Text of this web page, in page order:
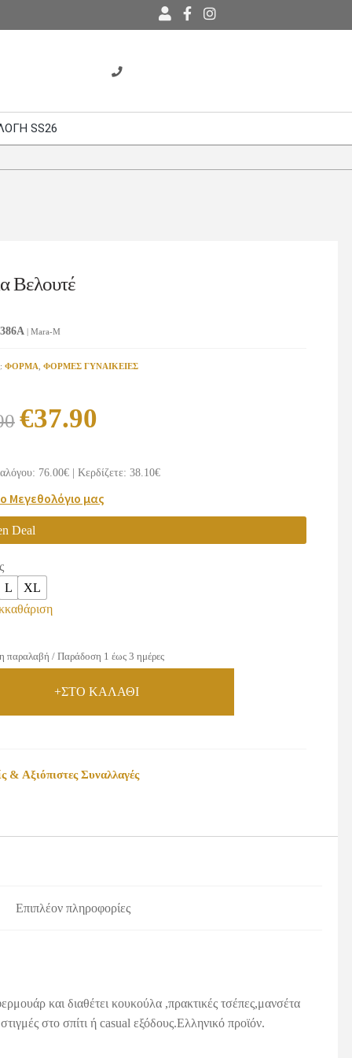
SS26
Βελουτέ
| Mara-M
ΦΟΡΜΑ ΦΟΡΜΕΣ ΓΥΝΑΙΚΕΙΕΣ
Original
was:
€76.00.
€37.90
τιμή
είναι:
€37.90.
76.00€ | Κερδίζετε: 38.10€
Μεγεθολόγιο μας
Deal
L
XL
παραλαβή / Παράδοση 1 έως 3 ημέρες
+ΣΤΟ ΚΑΛΑΘΙ
& Αξιόπιστες Συναλλαγές
Επιπλέον πληροφορίες
και διαθέτει κουκούλα ,πρακτικές τσέπες,μανσέτα
στο σπίτι ή casual εξόδους.Ελληνικό προϊόν.